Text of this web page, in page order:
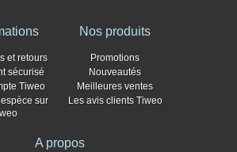
et retours
sécurisé
Tiweo
sur
Nos produits
Promotions
Nouveautés
Meilleures ventes
Les avis clients Tiweo
A propos